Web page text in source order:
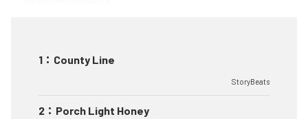
1 ： County Line
StoryBeats
2 ： Porch Light Honey